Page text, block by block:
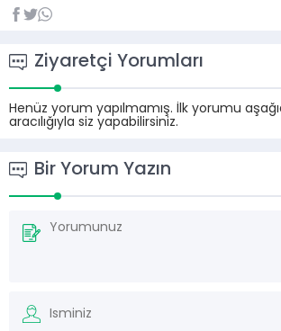
Ziyaretçi Yorumları
Henüz yorum yapılmamış. İlk yorumu
aracılığıyla siz yapabilirsiniz.
Bir Yorum Yazın